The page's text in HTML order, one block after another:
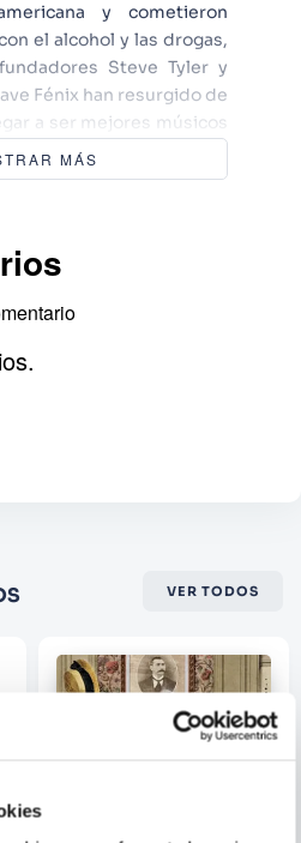
y cometieron
el alcohol y las drogas,
Steve Tyler y
Fénix han resurgido de
a ser mejores músicos
ricos. Aerosmith es uno
rock cuya actualidad
MÁS
de 1 a 5
VER TODOS